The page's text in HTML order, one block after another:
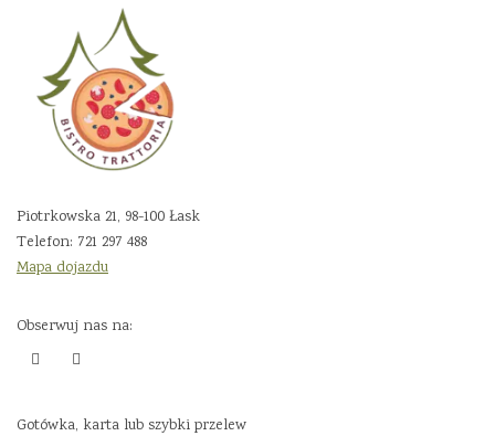
Piotrkowska 21, 98-100 Łask
Telefon: 721 297 488
Mapa dojazdu
Obserwuj nas na:
Gotówka, karta lub szybki przelew